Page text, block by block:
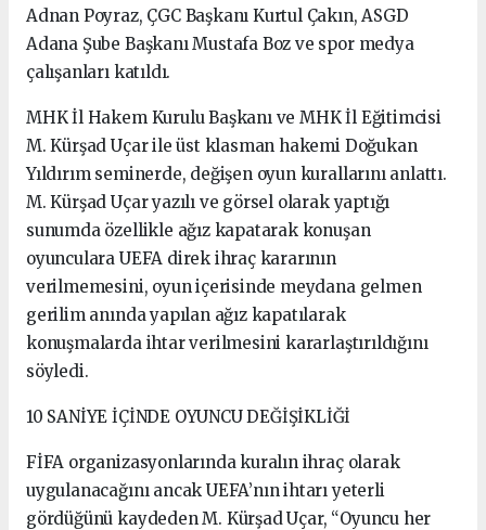
Adnan Poyraz, ÇGC Başkanı Kurtul Çakın, ASGD
Adana Şube Başkanı Mustafa Boz ve spor medya
çalışanları katıldı.
MHK İl Hakem Kurulu Başkanı ve MHK İl Eğitimcisi
M. Kürşad Uçar ile üst klasman hakemi Doğukan
Yıldırım seminerde, değişen oyun kurallarını anlattı.
M. Kürşad Uçar yazılı ve görsel olarak yaptığı
sunumda özellikle ağız kapatarak konuşan
oyunculara UEFA direk ihraç kararının
verilmemesini, oyun içerisinde meydana gelmen
gerilim anında yapılan ağız kapatılarak
konuşmalarda ihtar verilmesini kararlaştırıldığını
söyledi.
10 SANİYE İÇİNDE OYUNCU DEĞİŞİKLİĞİ
FİFA organizasyonlarında kuralın ihraç olarak
uygulanacağını ancak UEFA’nın ihtarı yeterli
gördüğünü kaydeden M. Kürşad Uçar, “Oyuncu her